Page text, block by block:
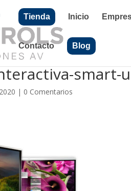
Tienda Inicio
Contacto Blog
smart-
| 0 Comentarios